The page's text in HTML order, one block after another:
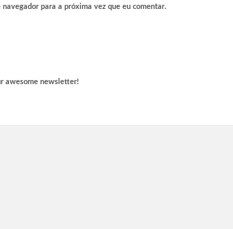
navegador para a próxima vez que eu comentar.
awesome newsletter!